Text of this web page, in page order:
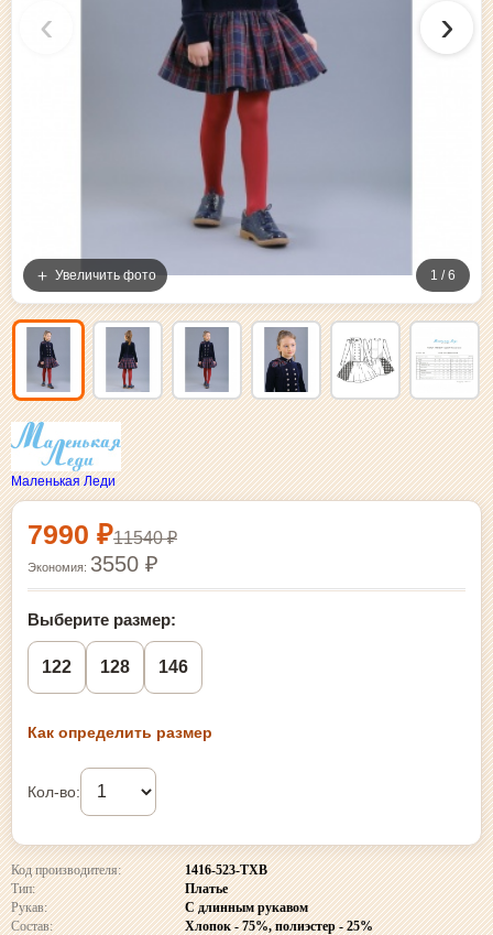
‹ ›
1 / 6
Увеличить фото
Маленькая Леди
Выбор размера и покупка
11540 ₽
7990 ₽
Экономия: 3550 ₽
Выберите размер:
122 128 146
Как определить размер
Кол-во:
Код производителя:
1416-523-ТХВ
Тип:
Платье
Рукав:
С длинным рукавом
Состав:
Хлопок - 75%, полиэстер - 25%